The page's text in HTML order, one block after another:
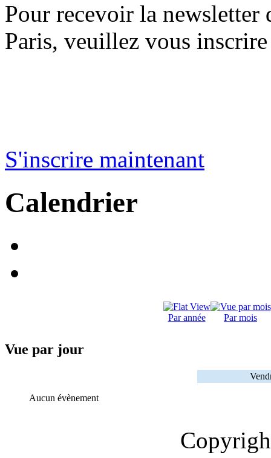
Pour recevoir la
Paris, veuillez vous
S'inscrire maintenant
Calendrier
Par année Par mois
Vue par jour
Aucun évènement